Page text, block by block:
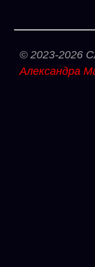
© 2023-2026
Александра